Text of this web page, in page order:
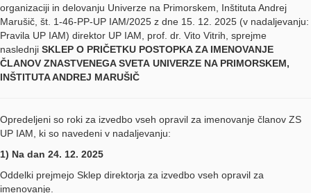
organizaciji in delovanju Univerze na Primorskem, Inštituta Andrej
Marušič, št. 1-46-PP-UP IAM/2025 z dne 15. 12. 2025 (v nadaljevanju:
Pravila UP IAM) direktor UP IAM, prof. dr. Vito Vitrih, sprejme
naslednji SKLEP O PRIČETKU POSTOPKA ZA IMENOVANJE
ČLANOV ZNASTVENEGA SVETA UNIVERZE NA PRIMORSKEM,
INŠTITUTA ANDREJ MARUŠIČ
Opredeljeni so roki za izvedbo vseh opravil za imenovanje članov ZS
UP IAM, ki so navedeni v nadaljevanju:
1) Na dan 24. 12. 2025
Oddelki prejmejo Sklep direktorja za izvedbo vseh opravil za
imenovanje.